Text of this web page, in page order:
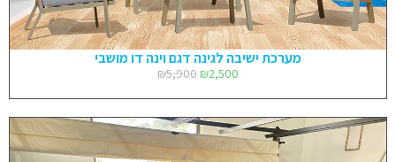
מערכת ישיבה לגינה דגם וינה דו מושבי
₪5,900 ₪2,500